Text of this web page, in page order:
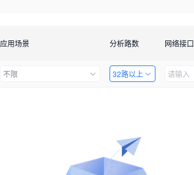
应用场景 分析路数 网络接口
不限 32路以上